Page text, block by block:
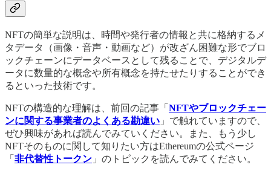
NFTの簡単な説明は、時間や発行者の情報と共に格納するメ
タデータ（画像・音声・動画など）が改ざん困難な形でブロ
ックチェーンにデータベースとして残ることで、デジタルデ
ータに数量的な概念や所有概念を持たせたりすることができ
るといった技術です。
NFTの構造的な理解は、前回の記事「 NFTやブロックチェー
ンに関する事業者のよくある勘違い 」で触れていますので、
ぜひ興味があれば読んでみていください。また、もう少し
NFTそのものに関して知りたい方はEthereumの公式ページ
「 非代替性トークン 」のトピックを読んでみてください。